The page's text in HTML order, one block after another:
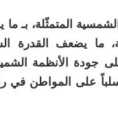
المتمثّلة، بـ
ما يضعف القدرة
جودة الأنظمة
سلباً على المواطن